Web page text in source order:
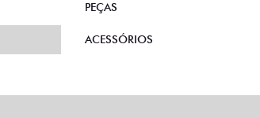
PEÇAS
ACESSÓRIOS